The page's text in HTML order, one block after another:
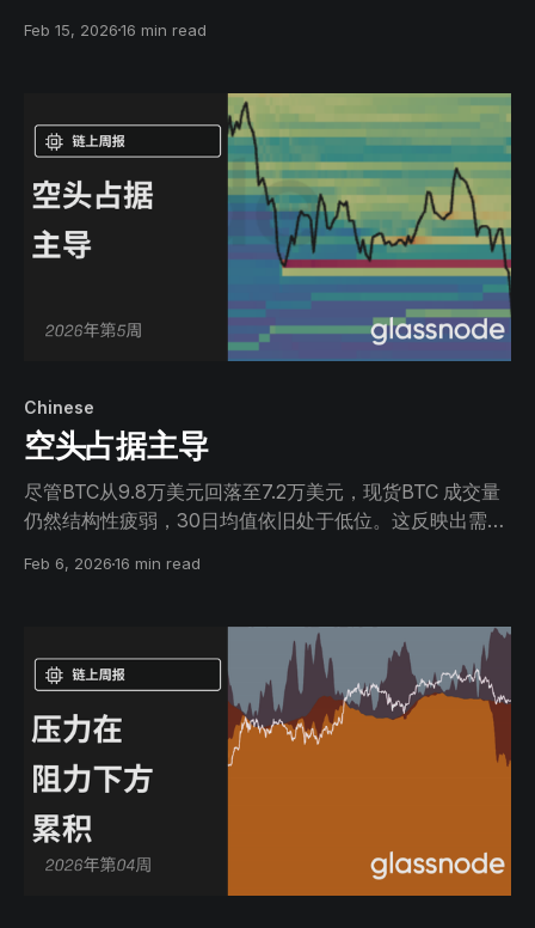
处于被动反应而非扩张状态。
Feb 15, 202616 min read
Chinese
空头占据主导
尽管BTC从9.8万美元回落至7.2万美元，现货BTC 成交量
仍然结构性疲弱，30日均值依旧处于低位。这反映出需求
Feb 6, 202616 min read